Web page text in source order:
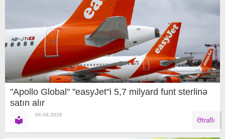
"Apollo Global" "easyJet"i 5,7 milyard funt sterlinə
satın alır
06.08.2026
Ətraflı